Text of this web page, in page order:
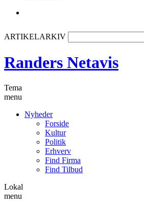
ARTIKELARKIV
Randers Netavis
Tema
menu
Nyheder
Forside
Kultur
Politik
Erhverv
Find Firma
Find Tilbud
Lokal
menu